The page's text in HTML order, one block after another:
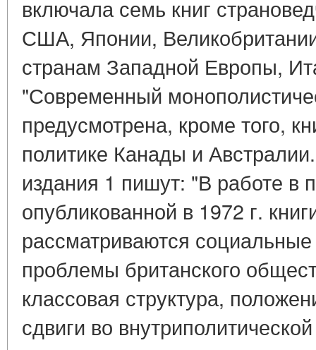
включала семь книг
США, Японии,
странам Западной Европы,
"Современный
предусмотрена, кроме того,
политике Канады и
издания 1 пишут: "В работе в
опубликованной в 1972 г.
рассматриваются
проблемы британского
классовая структура,
сдвиги во